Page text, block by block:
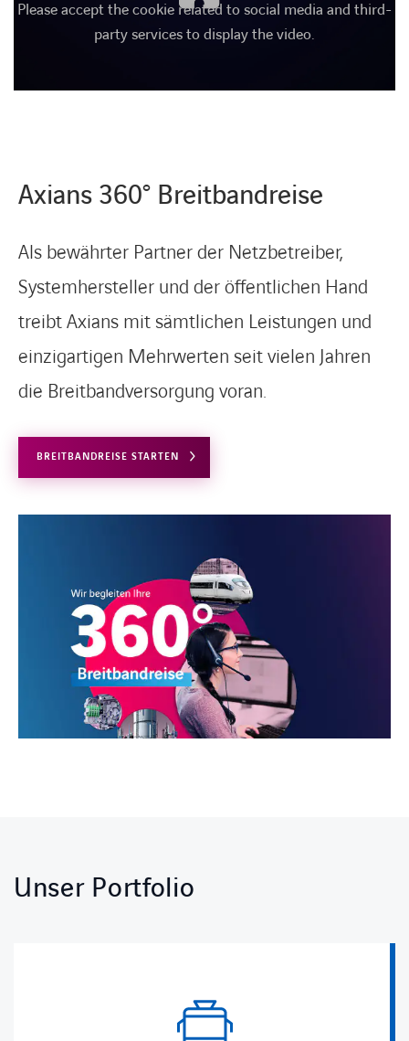
Please accept the cookie related to social media and third-
party services to display the video.
Axians 360° Breitbandreise
Als bewährter Partner der Netzbetreiber,
Systemhersteller und der öffentlichen Hand
treibt Axians mit sämtlichen Leistungen und
einzigartigen Mehrwerten seit vielen Jahren
die Breitbandversorgung voran.
BREITBANDREISE STARTEN
Unser Portfolio